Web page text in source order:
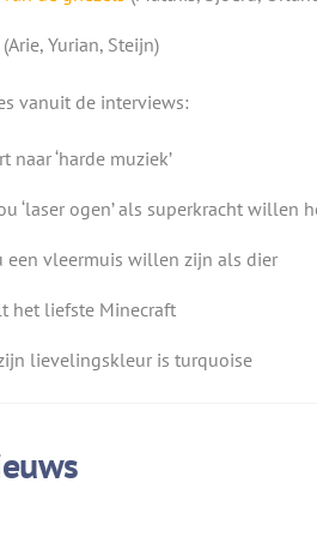
Yurian, Steijn)
vanuit de interviews:
naar ‘harde muziek’
‘laser ogen’ als superkracht willen
een vleermuis willen zijn als dier
het liefste Minecraft
lievelingskleur is turquoise